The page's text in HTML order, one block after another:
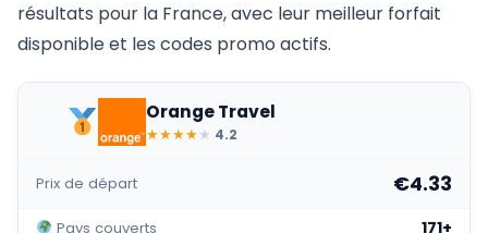
résultats pour la France, avec leur meilleur forfait
disponible et les codes promo actifs.
Orange Travel
★★★★★ 4.2
Prix de départ €4.33
Pays couverts 171+